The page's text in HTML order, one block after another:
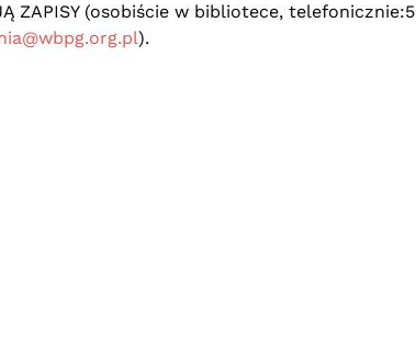
ZAPISY (osobiście w bibliotece,
).